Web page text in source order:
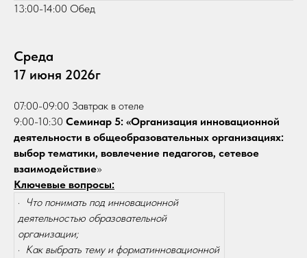
13:00-14:00 Обед
Среда
17 июня 2026г
07:00-09:00 Завтрак в отеле
9:00-10:30 Семинар 5: «Организация инновационной
деятельности в общеобразовательных организациях:
выбор тематики, вовлечение педагогов, сетевое
взаимодействие»
Ключевые вопросы:
·
Что понимать под инновационной
деятельностью образовательной
организации;
· Как выбрать тему и форматинновационной